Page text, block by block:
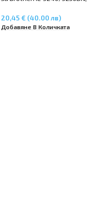
8460DN/8860DN
20,45 € (40.00 лв)
Добавяне В Количката